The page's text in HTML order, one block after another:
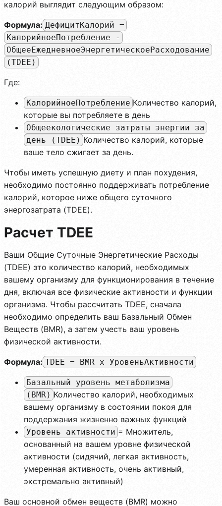
калорий выглядит следующим образом:
Формула: ДефицитКалорий =
КалорийноеПотребление -
ОбщееЕжедневноеЭнергетическоеРасходование
(TDEE)
Где:
КалорийноеПотребление Количество калорий,
которые вы потребляете в день
Общеекологические затраты энергии за
день (TDEE) Количество калорий, которые
ваше тело сжигает за день.
Чтобы иметь успешную диету и план похудения,
необходимо постоянно поддерживать потребление
калорий, которое ниже общего суточного
энергозатрата (TDEE).
Расчет TDEE
Ваши Общие Суточные Энергетические Расходы
(TDEE) это количество калорий, необходимых
вашему организму для функционирования в течение
дня, включая все физические активности и функции
организма. Чтобы рассчитать TDEE, сначала
необходимо определить ваш Базальный Обмен
Веществ (BMR), а затем учесть ваш уровень
физической активности.
Формула: TDEE = BMR x УровеньАктивности
Базальный уровень метаболизма
(BMR) Количество калорий, необходимых
вашему организму в состоянии покоя для
поддержания жизненно важных функций
Уровень активности = Множитель,
основанный на вашем уровне физической
активности (сидячий, легкая активность,
умеренная активность, очень активный,
экстремально активный)
Ваш основной обмен веществ (BMR) можно